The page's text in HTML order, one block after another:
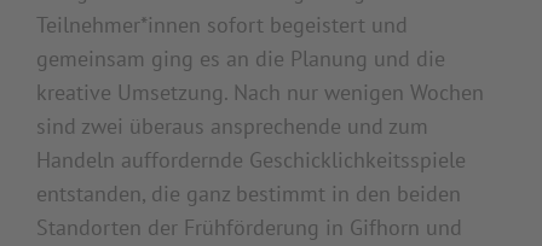
Teilnehmer*innen sofort begeistert und
gemeinsam ging es an die Planung und die
kreative Umsetzung. Nach nur wenigen Wochen
sind zwei überaus ansprechende und zum
Handeln auffordernde Geschicklichkeitsspiele
entstanden, die ganz bestimmt in den beiden
Standorten der Frühförderung in Gifhorn und